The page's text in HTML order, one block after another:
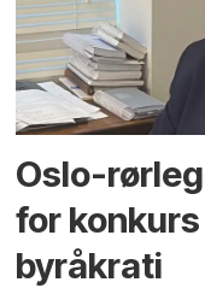
Oslo-
for
byråkrati